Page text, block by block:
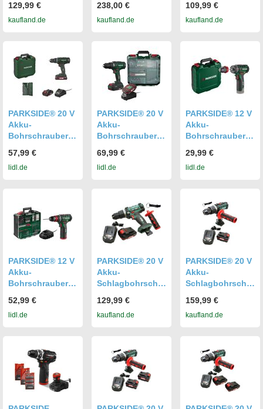
Ladegerät und
Zubehör
129,99 €
kaufland.de
Bohrschrauber
PBSAP 20-Li inkl.
238,00 €
kaufland.de
Li C3«, mit Akku
und Ladegerät
109,99 €
kaufland.de
PARKSIDE® 20 V
Akku-
Bohrschrauber
mit Akku und mit
Ladegerät
57,99 €
lidl.de
PARKSIDE® 20 V
Akku-
Bohrschrauber-
I9«, mit Akku
und Ladegerät
69,99 €
lidl.de
PARKSIDE® 12 V
Akku-
Bohrschrauber
ohne Akku und
Ladegerät
29,99 €
lidl.de
PARKSIDE® 12 V
Akku-
Bohrschrauber-
F5«, mit Akku
und Ladegerät
52,99 €
lidl.de
PARKSIDE® 20 V
Akku-
Schlagbohrschra
Li / inkl. Akku
(2Ah) und
129,99 €
kaufland.de
PARKSIDE® 20 V
Akku-
Schlagbohrschra
Li / inkl. Akku
(4Ah) und
159,99 €
kaufland.de